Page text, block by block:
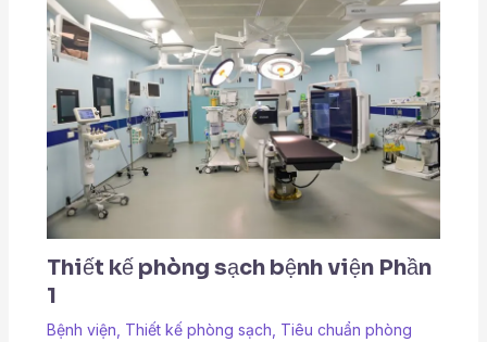
Thiết kế phòng sạch bệnh viện Phần
1
Bệnh viện Thiết kế phòng sạch Tiêu chuẩn phòng